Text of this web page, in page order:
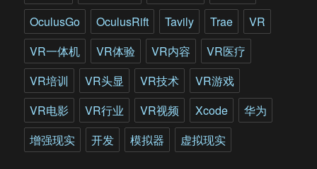
全
的?
OculusGo
OculusRift Tavily Trae
VR
VR一体机
VR体验 VR内容
VR医疗
VR培训
VR头显 VR技术
VR游戏
VR电影
VR行业 VR视频 Xcode
华为
增强现实
开发 模拟器 虚拟现实